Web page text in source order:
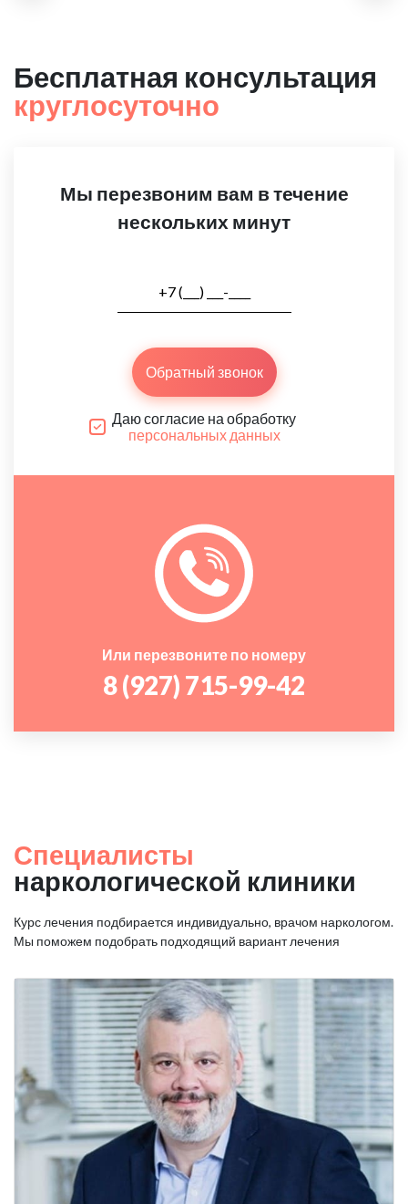
Бесплатная консультация
круглосуточно
Мы перезвоним вам в течение
нескольких минут
Обратный звонок
Даю согласие на обработку
персональных данных
Или перезвоните по номеру
8 (927) 715-99-42
Специалисты
наркологической клиники
Курс лечения подбирается индивидуально, врачом наркологом.
Мы поможем подобрать подходящий вариант лечения